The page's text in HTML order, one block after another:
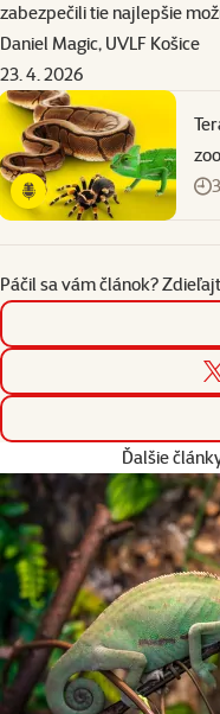
zabezpečili tie najlepšie
Daniel Magic, UVLF Košice
23. 4. 2026
zoo
Páčil sa vám článok?
Ďalšie